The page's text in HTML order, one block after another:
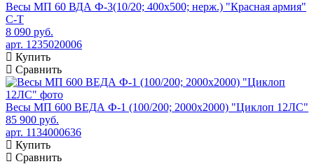
Весы МП 60 ВДА Ф-3(10/20; 400х500; нерж.) "Красная армия"
C-T
8 090 руб.
арт. 1235020006
Купить
Сравнить
Весы МП 600 ВЕДА Ф-1 (100/200; 2000х2000) "Циклоп 12ЛС"
85 900 руб.
арт. 1134000636
Купить
Сравнить